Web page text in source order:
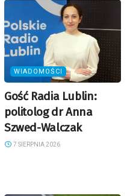
WIADOMOŚCI
Gość Radia Lublin:
politolog dr Anna
Szwed-Walczak
7 SIERPNIA 2026